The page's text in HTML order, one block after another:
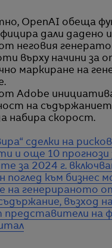
OpenAI обеща
дали дадено
неговия
върху начини за
маркиране на
Adobe
на
набира скорост.
сделки на
и още 10 прогнози
за 2024 г.
поглед към бизнес
на генерираното
възход
представители на